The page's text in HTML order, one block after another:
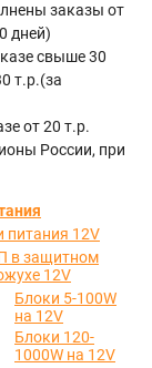
заказы от
дней)
свыше 30
т.р.(за
от 20 т.р.
России, при
питания 12V
в защитном
12V
Блоки 5-100W
на 12V
Блоки 120-
1000W на 12V